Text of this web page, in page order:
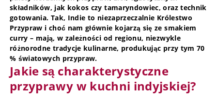
składników, jak kokos czy tamaryndowiec, oraz technik
gotowania. Tak, Indie to niezaprzeczalnie Królestwo
Przypraw i choć nam głównie kojarzą się ze smakiem
curry – mają, w zależności od regionu, niezwykle
różnorodne tradycje kulinarne, produkując przy tym 70
% światowych przypraw.
Jakie są charakterystyczne
przyprawy w kuchni indyjskiej?